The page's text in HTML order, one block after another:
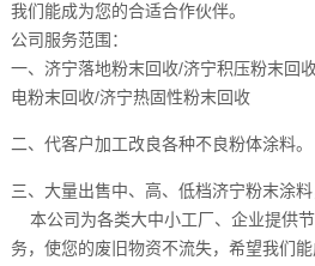
我们能成为您的合适合作伙伴。
公司服务范围：
一、济宁落地粉末回收/济宁积压粉末回
电粉末回收/济宁热固性粉末回收
二、代客户加工改良各种不良粉体涂料。
三、大量出售中、高、低档济宁粉末涂料
本公司为各类大中小工厂、企业提供
务，使您的废旧物资不流失，希望我们